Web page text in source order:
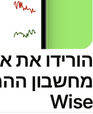
את